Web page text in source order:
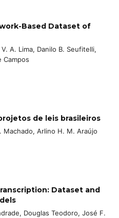
Based Dataset of
A. Lima, Danilo B. Seufitelli,
Campos
de leis brasileiros
Machado, Arlino H. M. Araújo
Dataset and
Douglas Teodoro, José F.